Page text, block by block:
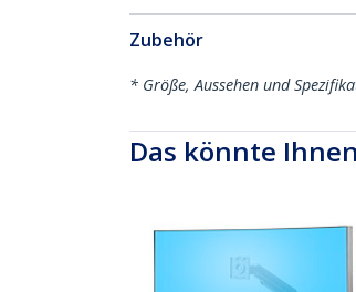
Zubehör
* Größe, Aussehen und
Das könnte